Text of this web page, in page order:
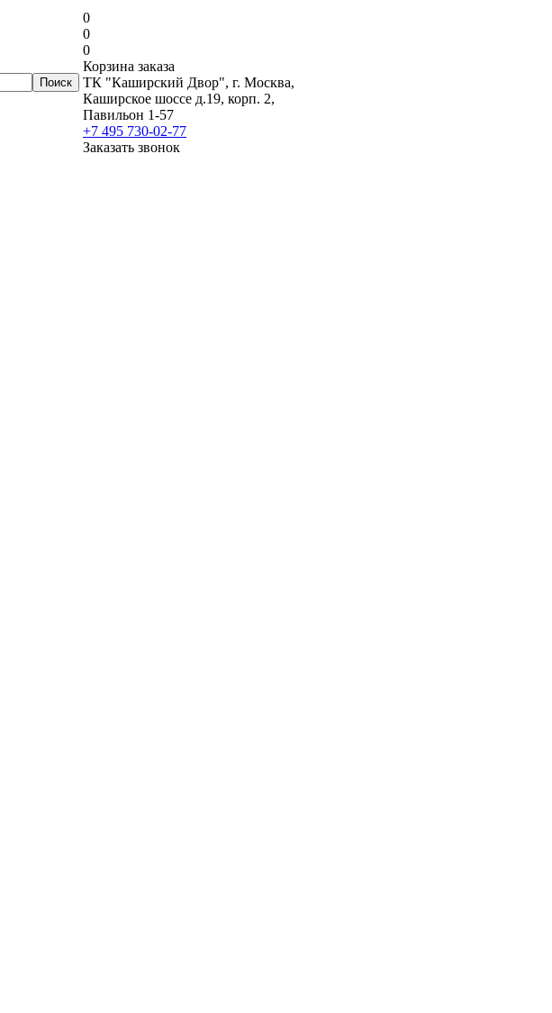
0
0
0
Корзина заказа
ТК "Каширский Двор", г. Москва,
Каширское шоссе д.19, корп. 2,
Павильон 1-57
+7 495 730-02-77
Заказать звонок